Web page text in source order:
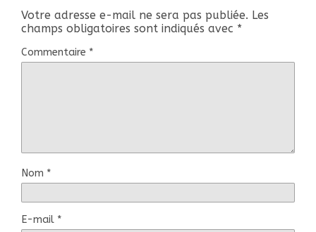
Votre adresse e-mail ne sera pas publiée. Les
champs obligatoires sont indiqués avec *
Commentaire *
Nom *
E-mail *